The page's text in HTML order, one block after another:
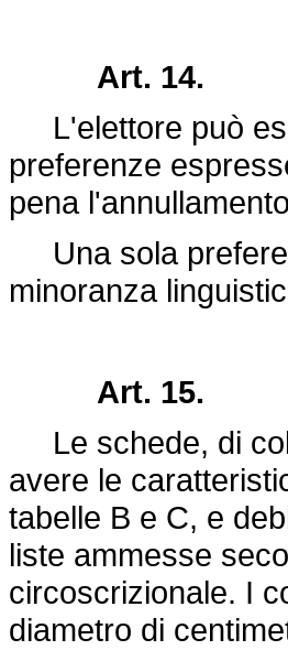
Art. 14.
L'elettore può
preferenze
pena
Una sola
minoranza
Art. 15.
Le schede, di
avere le
tabelle B e C, e
liste ammesse
circoscrizionale. I
diametro di